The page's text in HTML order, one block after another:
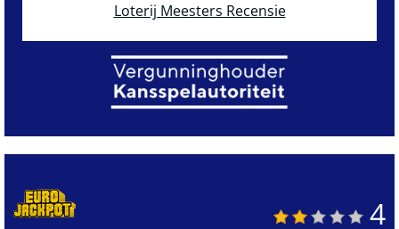
Loterij Meesters Recensie
4